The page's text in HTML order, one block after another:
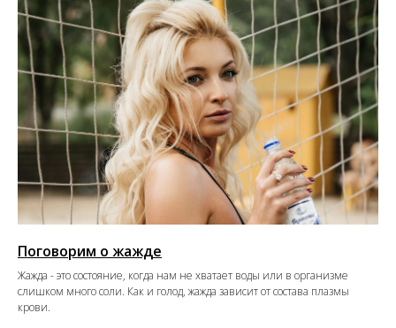
Поговорим о жажде
Жажда - это состояние, когда нам не хватает воды или в организме
слишком много соли. Как и голод, жажда зависит от состава плазмы
крови.